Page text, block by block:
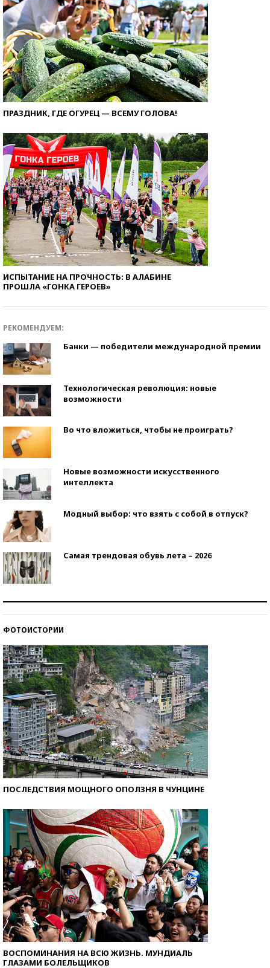
ПРАЗДНИК, ГДЕ ОГУРЕЦ — ВСЕМУ ГОЛОВА!
ИСПЫТАНИЕ НА ПРОЧНОСТЬ: В АЛАБИНЕ
ПРОШЛА «ГОНКА ГЕРОЕВ»
РЕКОМЕНДУЕМ:
Банки — победители международной премии
Технологическая революция: новые
возможности
Во что вложиться, чтобы не проиграть?
Новые возможности искусственного
интеллекта
Модный выбор: что взять с собой в отпуск?
Самая трендовая обувь лета – 2026
ФОТОИСТОРИИ
ПОСЛЕДСТВИЯ МОЩНОГО ОПОЛЗНЯ В ЧУНЦИНЕ
ВОСПОМИНАНИЯ НА ВСЮ ЖИЗНЬ. МУНДИАЛЬ
ГЛАЗАМИ БОЛЕЛЬЩИКОВ